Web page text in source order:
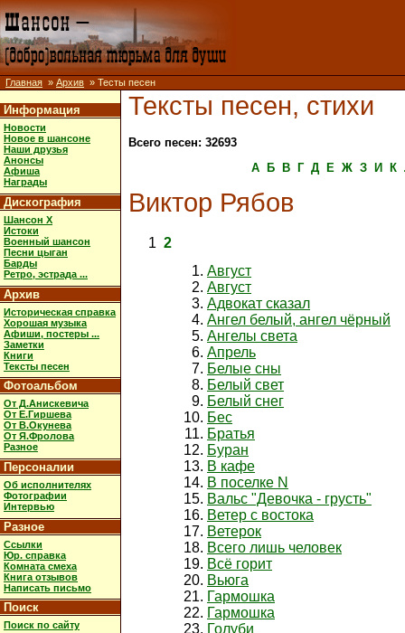
Главная » Архив » Тесты песен
Информация
Новости
Новое в шансоне
Наши друзья
Анонсы
Афиша
Награды
Дискография
Шансон X
Истоки
Военный шансон
Песни цыган
Барды
Ретро, эстрада ...
Архив
Историческая справка
Хорошая музыка
Афиши, постеры ...
Заметки
Книги
Тексты песен
Фотоальбом
От Д.Анискевича
От Е.Гиршева
От В.Окунева
От Я.Фролова
Разное
Персоналии
Об исполнителях
Фотографии
Интервью
Разное
Ссылки
Юр. справка
Комната смеха
Книга отзывов
Написать письмо
Поиск
Поиск по сайту
Тексты песен, стихи
Всего песен: 32693
А
Б В Г Д Е Ж З И К
Виктор Рябов
1 2
Август
Август
Адвокат сказал
Ангел белый, ангел чёрный
Ангелы света
Апрель
Белые сны
Белый свет
Белый снег
Бес
Братья
Буран
В кафе
В поселке N
Вальс "Девочка - грусть"
Ветер с востока
Ветерок
Всего лишь человек
Всё горит
Вьюга
Гармошка
Гармошка
Голуби